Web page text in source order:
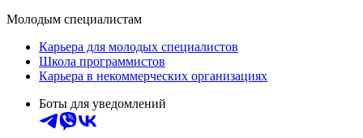
Молодым специалистам
Карьера для молодых специалистов
Школа программистов
Карьера в некоммерческих организациях
Боты для уведомлений